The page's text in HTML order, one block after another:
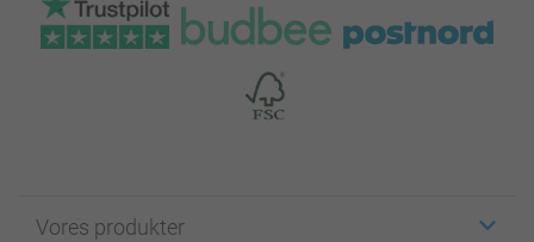
Vores produkter